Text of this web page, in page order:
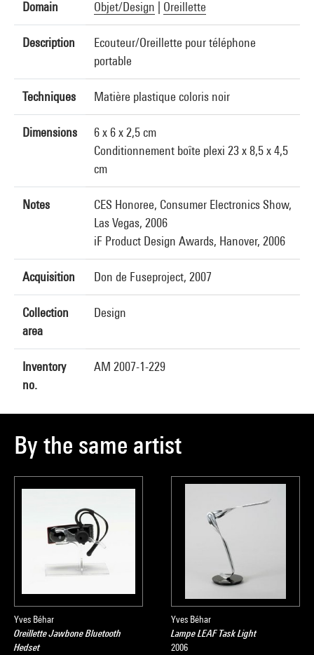
Domain Objet/Design Oreillette
Description
Ecouteur/Oreillette pour téléphone
portable
Techniques Matière plastique coloris noir
Dimensions
6 x 6 x 2,5 cm
Conditionnement boîte plexi 23 x 8,5 x 4,5
cm
Notes
CES Honoree, Consumer Electronics Show,
Las Vegas, 2006
iF Product Design Awards, Hanover, 2006
Acquisition Don de Fuseproject, 2007
Collection
area
Design
Inventory
no.
AM 2007-1-229
By the same artist
Yves Béhar
Oreillette Jawbone Bluetooth
Hedset
Yves Béhar
Lampe LEAF Task Light
2006